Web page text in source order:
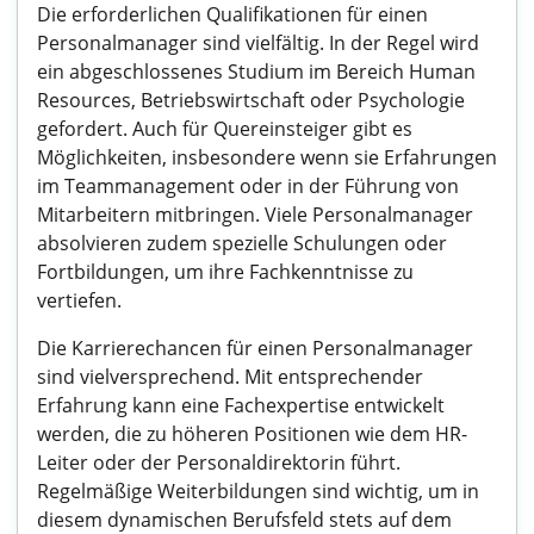
Die erforderlichen Qualifikationen für einen
Personalmanager sind vielfältig. In der Regel wird
ein abgeschlossenes Studium im Bereich Human
Resources, Betriebswirtschaft oder Psychologie
gefordert. Auch für Quereinsteiger gibt es
Möglichkeiten, insbesondere wenn sie Erfahrungen
im Teammanagement oder in der Führung von
Mitarbeitern mitbringen. Viele Personalmanager
absolvieren zudem spezielle Schulungen oder
Fortbildungen, um ihre Fachkenntnisse zu
vertiefen.
Die Karrierechancen für einen Personalmanager
sind vielversprechend. Mit entsprechender
Erfahrung kann eine Fachexpertise entwickelt
werden, die zu höheren Positionen wie dem HR-
Leiter oder der Personaldirektorin führt.
Regelmäßige Weiterbildungen sind wichtig, um in
diesem dynamischen Berufsfeld stets auf dem